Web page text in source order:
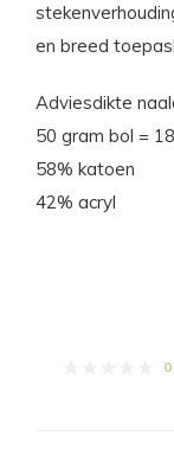
en breed
Adviesdikte
50 gram bol =
58% katoen
42% acryl
0